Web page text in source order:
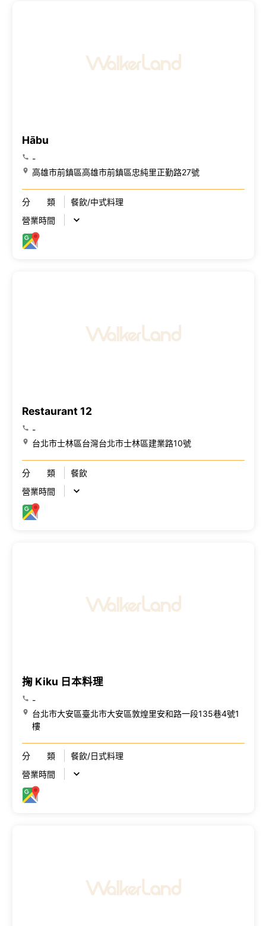
Hābu
-
高雄市前鎮區高雄市前鎮區忠純里正勤路27號
分 類
餐飲/中式料理
營業時間
Restaurant 12
-
台北市士林區台灣台北市士林區建業路10號
分 類
餐飲
營業時間
掬 Kiku 日本料理
-
台北市大安區臺北市大安區敦煌里安和路一段135巷4號1
樓
分 類
餐飲/日式料理
營業時間